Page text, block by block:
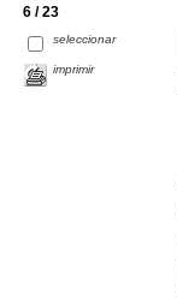
6 / 23
seleccionar
imprimir